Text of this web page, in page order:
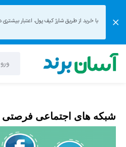
با خرید از طریق شارژ کیف پول، اعتبار بیشتری
شبکه های اجتماعی فرصتی